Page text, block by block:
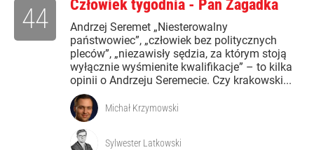
Człowiek tygodnia - Pan Zagadka
Andrzej Seremet „Niesterowalny
państwowiec”, „człowiek bez politycznych
pleców”, „niezawisły sędzia, za którym stoją
wyłącznie wyśmienite kwalifikacje” – to kilka
opinii o Andrzeju Seremecie. Czy krakowski...
44
Michał Krzymowski
Sylwester Latkowski